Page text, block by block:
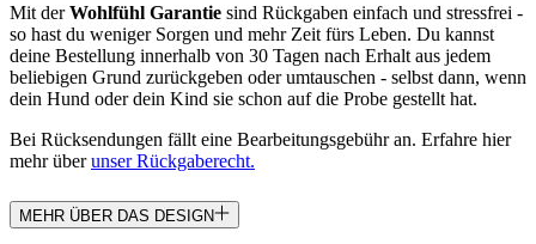
Mit derWohlfühl Garantie sind Rückgaben einfach und stressfrei -
so hast du weniger Sorgen und mehr Zeit fürs Leben. Du kannst
deine Bestellung innerhalb von 30 Tagen nach Erhalt aus jedem
beliebigen Grund zurückgeben oder umtauschen - selbst dann, wenn
dein Hund oder dein Kind sie schon auf die Probe gestellt hat.
Bei Rücksendungen fällt eine Bearbeitungsgebühr an. Erfahre hier
mehr überunser Rückgaberecht.
MEHR ÜBER DAS DESIGN